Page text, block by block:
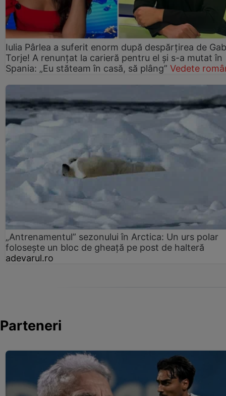
Iulia Pârlea a suferit enorm după despărțirea de
Torje! A renunțat la carieră pentru el și s-a mutat în
Spania: „Eu stăteam în casă, să plâng” Vedete
„Antrenamentul” sezonului în Arctica: Un urs polar
folosește un bloc de gheață pe post de halteră
adevarul.ro
Parteneri